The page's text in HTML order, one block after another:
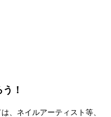
！
、ネイルアーティスト等、